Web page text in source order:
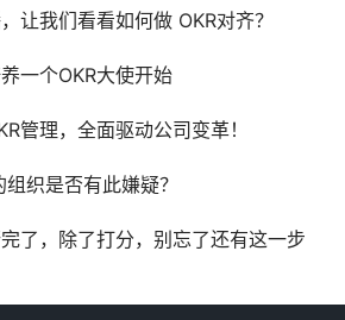
让我们看看如何做 OKR对齐？
一个OKR大使开始
管理，全面驱动公司变革！
织是否有此嫌疑？
了，除了打分，别忘了还有这一步